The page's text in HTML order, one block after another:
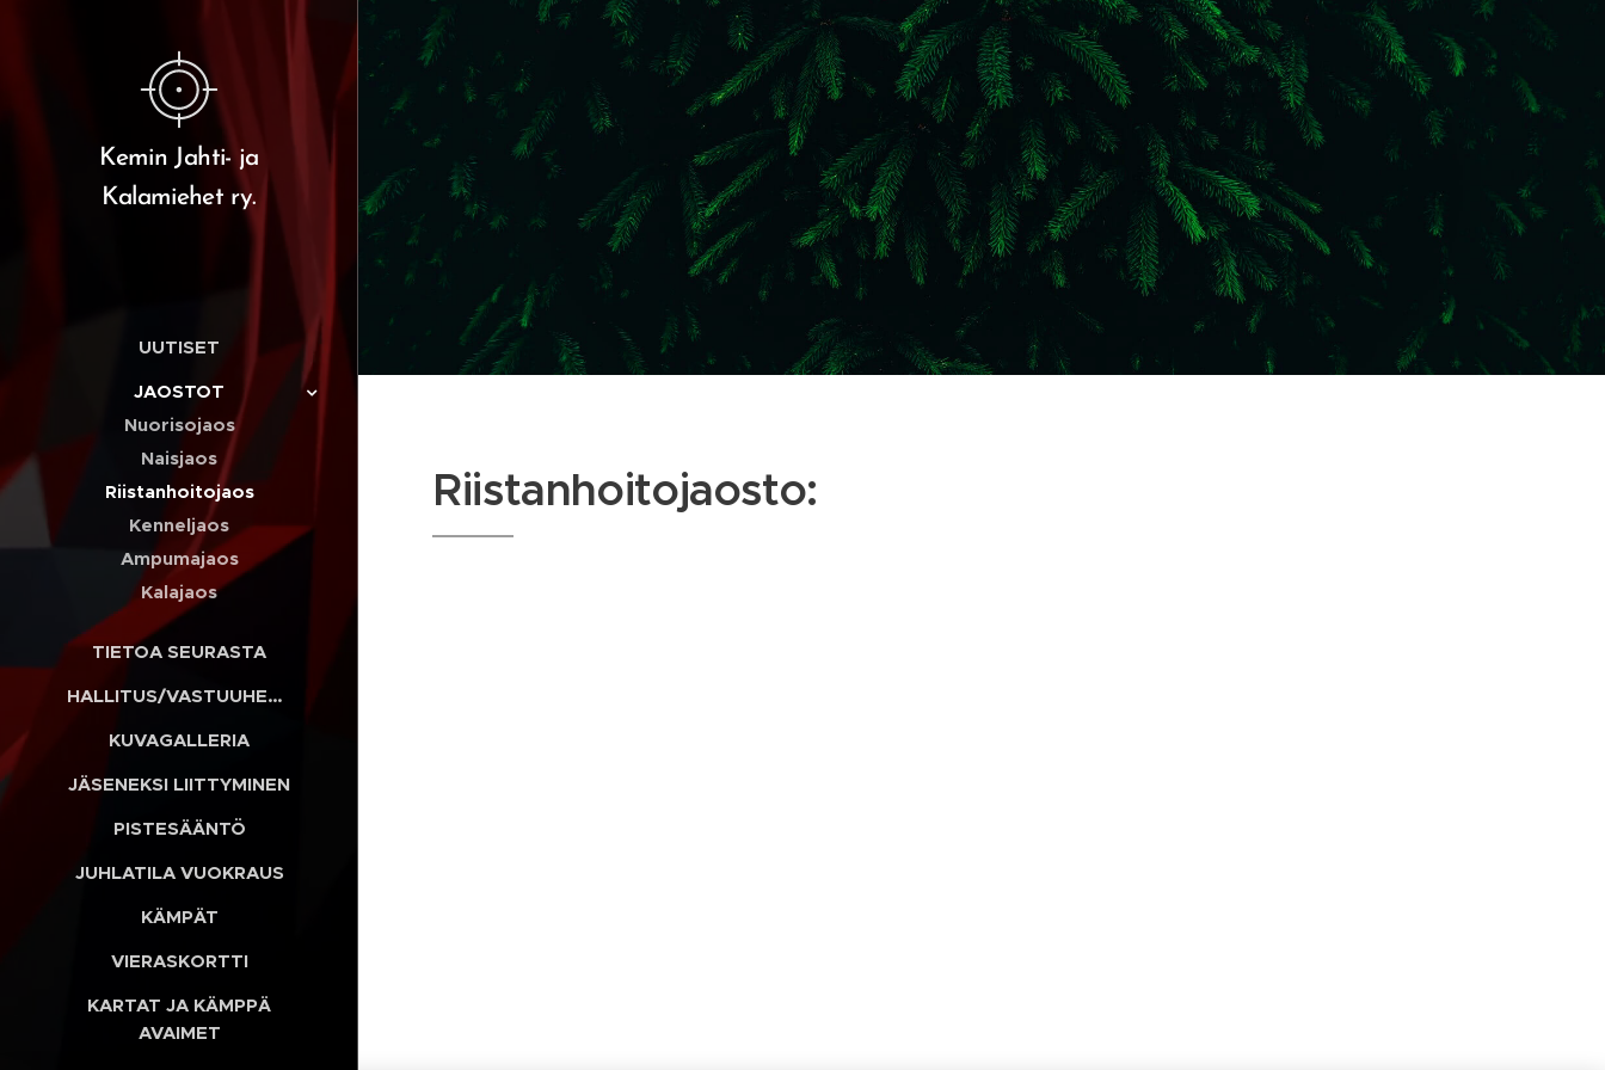
Kemin Jahti- ja
Kalamiehet ry.
UUTISET
JAOSTOT
Nuorisojaos
Naisjaos
Riistanhoitojaos
Kenneljaos
Ampumajaos
Kalajaos
TIETOA SEURASTA
HALLITUS/VASTUUHENKILÖT
KUVAGALLERIA
JÄSENEKSI LIITTYMINEN
PISTESÄÄNTÖ
JUHLATILA VUOKRAUS
KÄMPÄT
VIERASKORTTI
KARTAT JA KÄMPPÄ
AVAIMET
Riistanhoitojaosto: